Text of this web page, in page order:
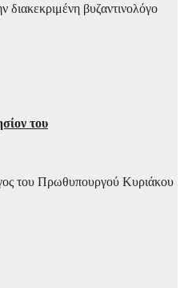
βυζαντινολόγο
του
του Πρωθυπουργού Κυριάκου